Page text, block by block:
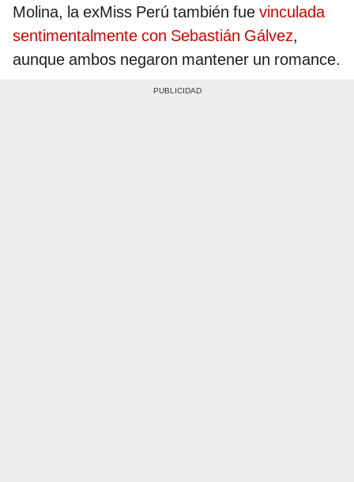
Molina, la exMiss Perú también fue vinculada
sentimentalmente con Sebastián Gálvez,
aunque ambos negaron mantener un romance.